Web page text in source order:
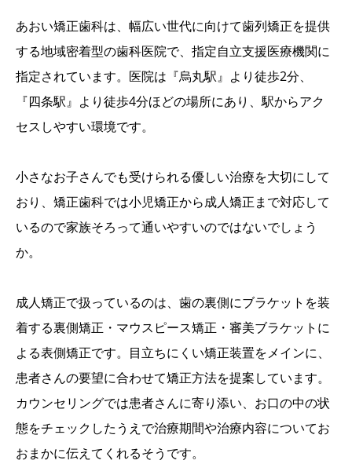
あおい矯正歯科は、幅広い世代に向けて歯列矯正を提供
する地域密着型の歯科医院で、指定自立支援医療機関に
指定されています。医院は『烏丸駅』より徒歩2分、
『四条駅』より徒歩4分ほどの場所にあり、駅からアク
セスしやすい環境です。
小さなお子さんでも受けられる優しい治療を大切にして
おり、矯正歯科では小児矯正から成人矯正まで対応して
いるので家族そろって通いやすいのではないでしょう
か。
成人矯正で扱っているのは、歯の裏側にブラケットを装
着する裏側矯正・マウスピース矯正・審美ブラケットに
よる表側矯正です。目立ちにくい矯正装置をメインに、
患者さんの要望に合わせて矯正方法を提案しています。
カウンセリングでは患者さんに寄り添い、お口の中の状
態をチェックしたうえで治療期間や治療内容についてお
おまかに伝えてくれるそうです。